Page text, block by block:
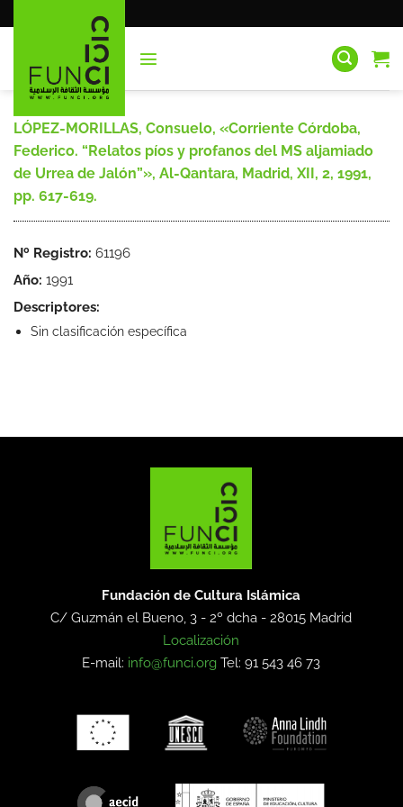
al
LÓPEZ-MORILLAS, Consuelo, «Corriente Córdoba,
Federico. “Relatos píos y profanos del MS aljamiado
de Urrea de Jalón”», Al-Qantara, Madrid, XII, 2, 1991,
pp. 617-619.
Nº Registro: 61196
Año: 1991
Descriptores:
Sin clasificación específica
Fundación de Cultura Islámica
C/ Guzmán el Bueno, 3 - 2º dcha -28015 Madrid
Localización
E-mail: info@funci.org Tel: 91 543 46 73